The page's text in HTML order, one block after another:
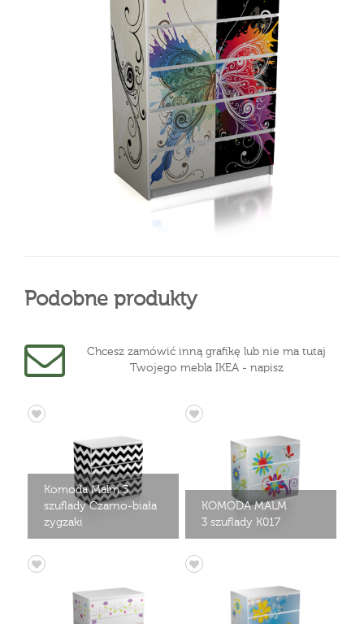
Podobne produkty
Chcesz zamówić inną grafikę lub nie ma tutaj
Twojego mebla IKEA - napisz
Komoda Malm 3
szuflady Czarno-biała
zygzaki
KOMODA MALM
3 szuflady K017